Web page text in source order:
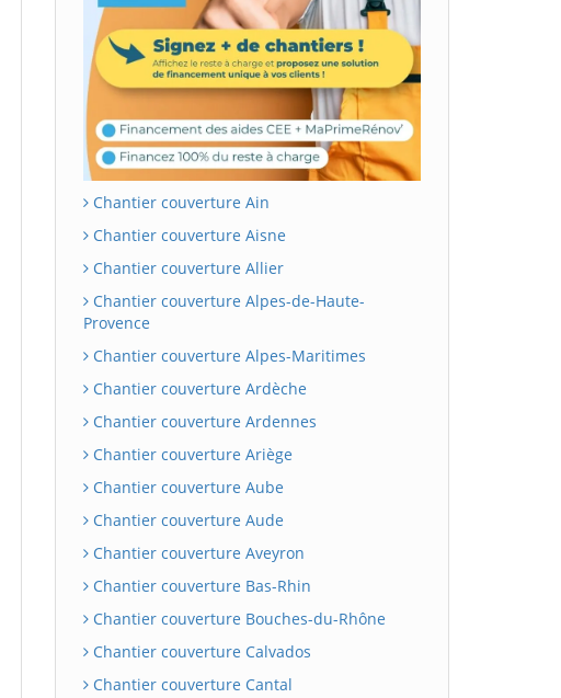
Chantier couverture Ain
Chantier couverture Aisne
Chantier couverture Allier
Chantier couverture Alpes-de-Haute-
Provence
Chantier couverture Alpes-Maritimes
Chantier couverture Ardèche
Chantier couverture Ardennes
Chantier couverture Ariège
Chantier couverture Aube
Chantier couverture Aude
Chantier couverture Aveyron
Chantier couverture Bas-Rhin
Chantier couverture Bouches-du-Rhône
Chantier couverture Calvados
Chantier couverture Cantal